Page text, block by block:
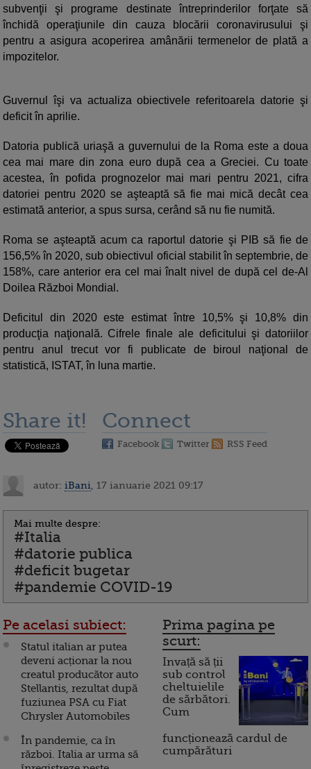
subvenţii şi programe destinate întreprinderilor forţate să
închidă operaţiunile din cauza blocării coronavirusului şi
pentru a asigura acoperirea amânării termenelor de plată a
impozitelor.
Guvernul îşi va actualiza obiectivele referitoarela datorie şi
deficit în aprilie.
Datoria publică uriaşă a guvernului de la Roma este a doua
cea mai mare din zona euro după cea a Greciei. Cu toate
acestea, în pofida prognozelor mai mari pentru 2021, cifra
datoriei pentru 2020 se aşteaptă să fie mai mică decât cea
estimată anterior, a spus sursa, cerând să nu fie numită.
Roma se aşteaptă acum ca raportul datorie şi PIB să fie de
156,5% în 2020, sub obiectivul oficial stabilit în septembrie, de
158%, care anterior era cel mai înalt nivel de după cel de-Al
Doilea Război Mondial.
Deficitul din 2020 este estimat între 10,5% şi 10,8% din
producţia naţională. Cifrele finale ale deficitului şi datoriilor
pentru anul trecut vor fi publicate de biroul naţional de
statistică, ISTAT, în luna martie.
Share it! Connect
Facebook Twitter RSS Feed
autor: iBani , 17 ianuarie 2021 09:17
Mai multe despre:
#Italia
#datorie publica
#deficit bugetar
#pandemie COVID-19
Pe acelasi subiect:
Statul italian ar putea
deveni acționar la nou
creatul producător auto
Stellantis, rezultat după
fuziunea PSA cu Fiat
Chrysler Automobiles
În pandemie, ca în
război. Italia ar urma să
Prima pagina pe
scurt:
Invață să ții
sub control
cheltuielile
de sărbători.
Cum
funcționează cardul de
cumpărături